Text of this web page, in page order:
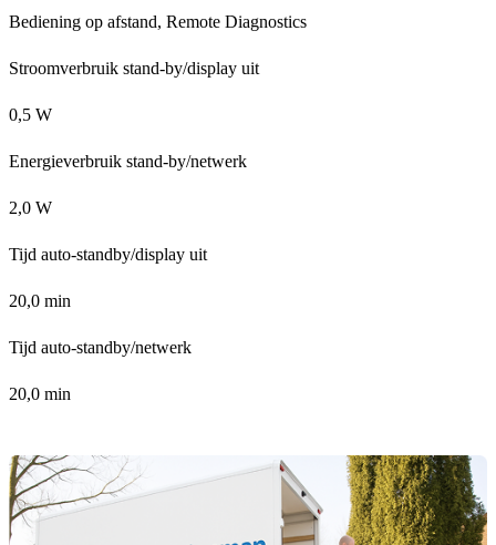
Bediening op afstand, Remote Diagnostics
Stroomverbruik stand-by/display uit
0,5 W
Energieverbruik stand-by/netwerk
2,0 W
Tijd auto-standby/display uit
20,0 min
Tijd auto-standby/netwerk
20,0 min